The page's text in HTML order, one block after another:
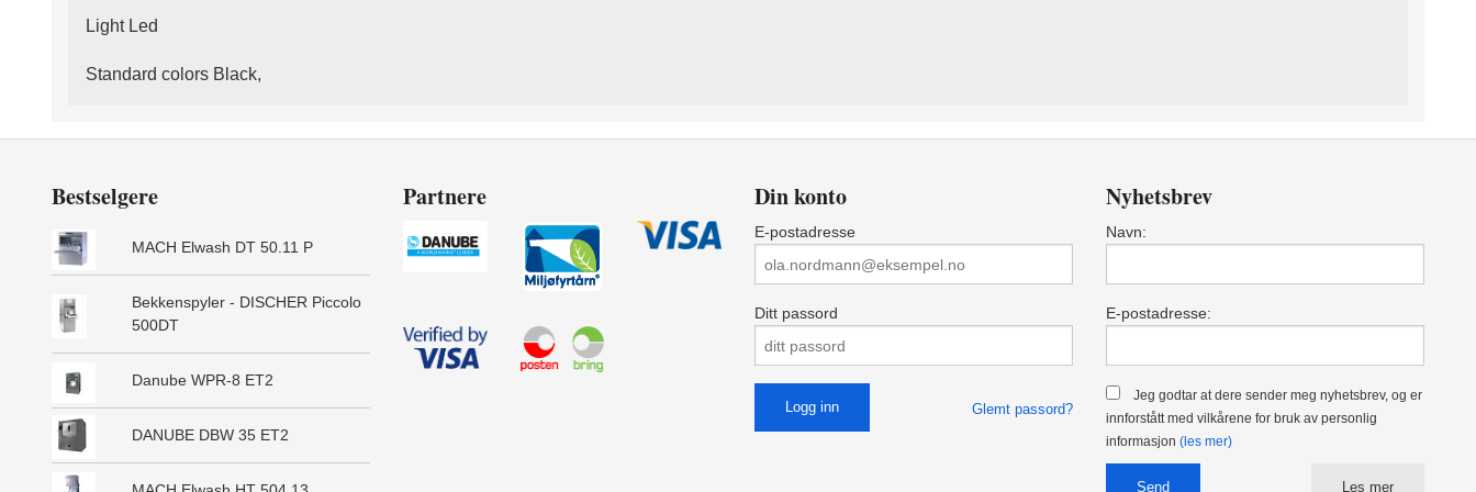
Light Led
Standard colors Black,
Bestselgere
MACH Elwash DT 50.11 P
Bekkenspyler - DISCHER Piccolo
500DT
Danube WPR-8 ET2
DANUBE DBW 35 ET2
Partnere Din konto
E-postadresse
Ditt passord
Glemt passord?
Nyhetsbrev
Navn:
E-postadresse:
Jeg godtar at dere sender meg nyhetsbrev, og er
innforstått med vilkårene for bruk av personlig
informasjon (les mer)
Les mer